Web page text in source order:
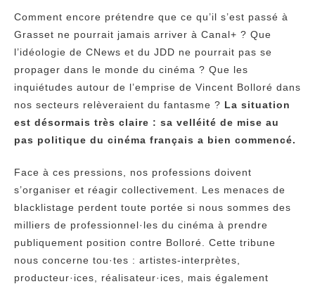
Comment encore prétendre que ce qu’il s’est passé à
Grasset ne pourrait jamais arriver à Canal+ ? Que
l’idéologie de CNews et du JDD ne pourrait pas se
propager dans le monde du cinéma ? Que les
inquiétudes autour de l’emprise de Vincent Bolloré dans
nos secteurs relèveraient du fantasme ? La situation
est désormais très claire : sa velléité de mise au
pas politique du cinéma français a bien commencé.
Face à ces pressions, nos professions doivent
s’organiser et réagir collectivement. Les menaces de
blacklistage perdent toute portée si nous sommes des
milliers de professionnel·les du cinéma à prendre
publiquement position contre Bolloré. Cette tribune
nous concerne tou·tes : artistes-interprètes,
producteur·ices, réalisateur·ices, mais également